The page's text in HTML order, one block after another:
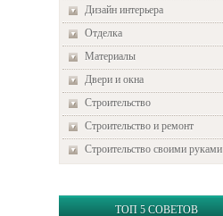
Дизайн интерьера
Отделка
Материалы
Двери и окна
Строительство
Строительство и ремонт
Строительство своими руками
ТОП 5 СОВЕТОВ